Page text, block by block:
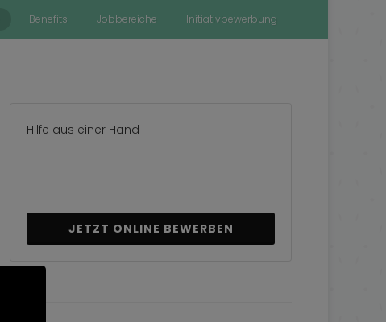
Benefits Jobbereiche Initiativbewerbung
Hilfe aus einer Hand
JETZT ONLINE BEWERBEN